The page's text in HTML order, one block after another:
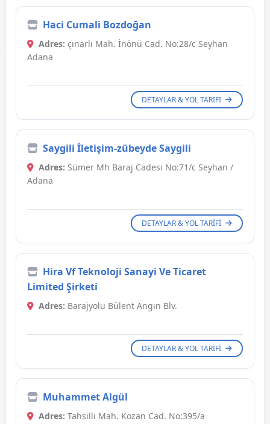
Haci Cumali Bozdoğan
Adres: çınarlı Mah. İnönü Cad. No:28/c Seyhan
Adana
DETAYLAR & YOL TARIFI
Saygili İletişim-zübeyde Saygili
Adres: Sümer Mh Baraj Cadesi No:71/c Seyhan /
Adana
DETAYLAR & YOL TARIFI
Hira Vf Teknoloji Sanayi Ve Ticaret
Limited Şirketi
Adres: Barajyolu Bülent Angın Blv.
DETAYLAR & YOL TARIFI
Muhammet Algül
Adres: Tahsilli Mah. Kozan Cad. No:395/a